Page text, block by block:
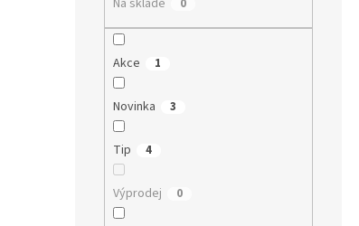
Na skladě 0
Akce 1
Novinka 3
Tip 4
Výprodej 0